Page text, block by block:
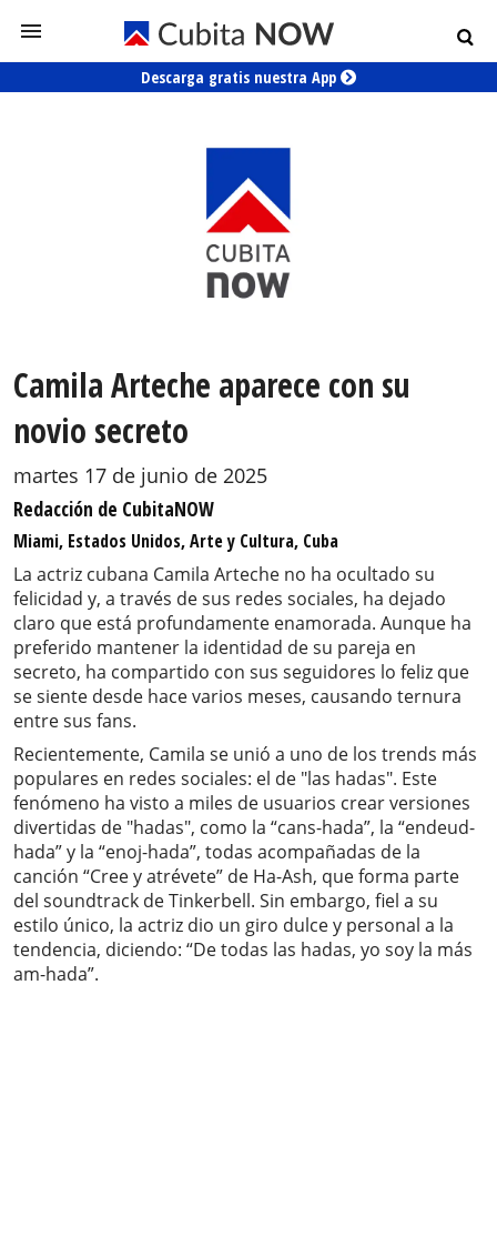
Descarga gratis nuestra App
Camila Arteche aparece con su
novio secreto
martes 17 de junio de 2025
Redacción de CubitaNOW
Miami, Estados Unidos, Arte y Cultura, Cuba
La actriz cubana Camila Arteche no ha ocultado su
felicidad y, a través de sus redes sociales, ha dejado
claro que está profundamente enamorada. Aunque ha
preferido mantener la identidad de su pareja en
secreto, ha compartido con sus seguidores lo feliz que
se siente desde hace varios meses, causando ternura
entre sus fans.
Recientemente, Camila se unió a uno de los trends más
populares en redes sociales: el de "las hadas". Este
fenómeno ha visto a miles de usuarios crear versiones
divertidas de "hadas", como la “cans-hada”, la “endeud-
hada” y la “enoj-hada”, todas acompañadas de la
canción “Cree y atrévete” de Ha-Ash, que forma parte
del soundtrack de Tinkerbell. Sin embargo, fiel a su
estilo único, la actriz dio un giro dulce y personal a la
tendencia, diciendo: “De todas las hadas, yo soy la más
am-hada”.